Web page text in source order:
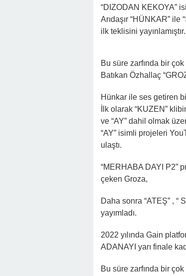
“DIZODAN KEKOYA”
Arıdaşır “HÜNKAR”
ilk teklisini yayınlamıştır.
Bu süre zarfında bir
Batıkan Özhallaç
Hünkar ile ses getiren
İlk olarak “KUZEN”
ve “AY” dahil olmak
“AY” isimli projeleri
ulaştı.
“MERHABA DAYI P2”
çeken Groza,
Daha sonra “ATEŞ” , “
yayımladı.
2022 yılında Gain
ADANAYI yarı finale
Bu süre zarfında bir